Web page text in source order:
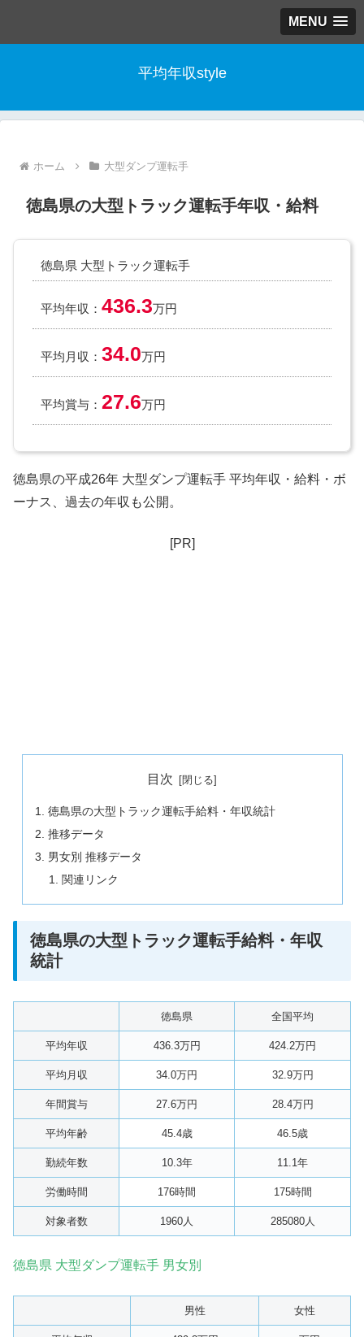
MENU
平均年収style
ホーム 大型ダンプ運転手
徳島県の大型トラック運転手年収・給料
徳島県 大型トラック運転手
平均年収： 436.3万円
平均月収： 34.0万円
平均賞与： 27.6万円
徳島県の平成26年 大型ダンプ運転手 平均年収・給料・ボ
ーナス、過去の年収も公開。
[PR]
目次
徳島県の大型トラック運転手給料・年収統計
推移データ
男女別 推移データ
関連リンク
徳島県の大型トラック運転手給料・年収
統計
徳島県 全国平均
平均年収 436.3万円 424.2万円
平均月収 34.0万円 32.9万円
年間賞与 27.6万円 28.4万円
平均年齢 45.4歳 46.5歳
勤続年数 10.3年 11.1年
労働時間 176時間 175時間
対象者数 1960人 285080人
徳島県 大型ダンプ運転手 男女別
男性 女性